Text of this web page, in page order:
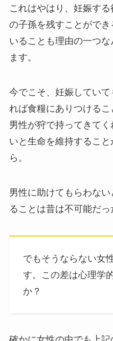
これはやはり、妊娠す
の子孫を残すことがで
いることも理由の一つ
ます。
今でこそ、妊娠してい
れば食糧にありつける
男性が狩で持ってきて
いと生命を維持するこ
ら。
男性に助けてもらわな
ることは昔は不可能だっ
でもそうならない女
す。この差は心理学
か？